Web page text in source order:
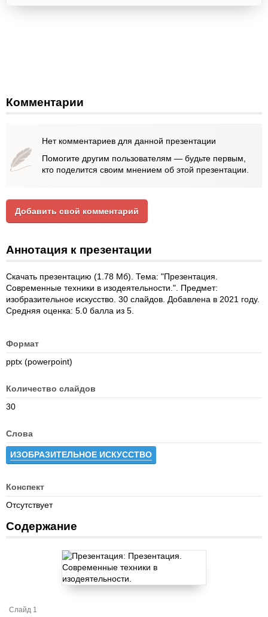
Комментарии
Нет комментариев для данной презентации
Помогите другим пользователям — будьте первым,
кто поделится своим мнением об этой презентации.
Добавить свой комментарий
Аннотация к презентации
Скачать презентацию (1.78 Мб). Тема: "Презентация.
Современные техники в изодеятельности.". Предмет:
изобразительное искусство. 30 слайдов. Добавлена в 2021 году.
Средняя оценка: 5.0 балла из 5.
Формат
pptx (powerpoint)
Количество слайдов
30
Слова
ИЗОБРАЗИТЕЛЬНОЕ ИСКУССТВО
Конспект
Отсутствует
Содержание
Слайд 1